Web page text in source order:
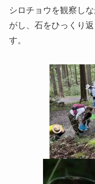
シロチョウを観察し
がし、石をひっくり
す。